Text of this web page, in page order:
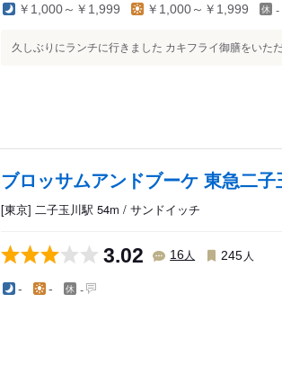
￥1,000～￥1,999 ￥1,000～￥1,999 -
久しぶりにランチに行きました カキフライ御膳をいた
ブロッサムアンドブーケ 東急二子
[東京] 二子玉川駅 54m / サンドイッチ
3.02 16人 245 人
- - -